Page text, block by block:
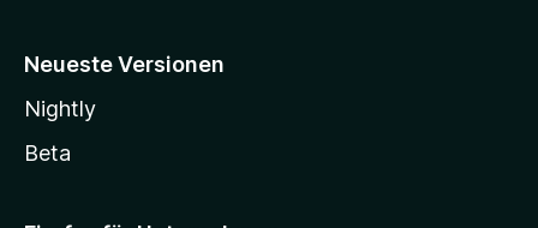
Neueste Versionen
Nightly
Beta